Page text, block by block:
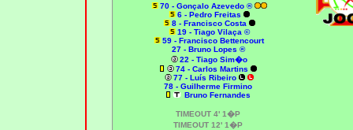
70 - Gonçalo Azevedo ®
6 - Pedro Freitas
8 - Francisco Costa
19 - Tiago Vilaça ©
59 - Francisco Bettencourt
27 - Bruno Lopes ®
22 - Tiago Sim�o
74 - Carlos Martins
77 - Luís Ribeiro
78 - Guilherme Firmino
Bruno Fernandes
TIMEOUT 4' 1�P
TIMEOUT 12' 1�P